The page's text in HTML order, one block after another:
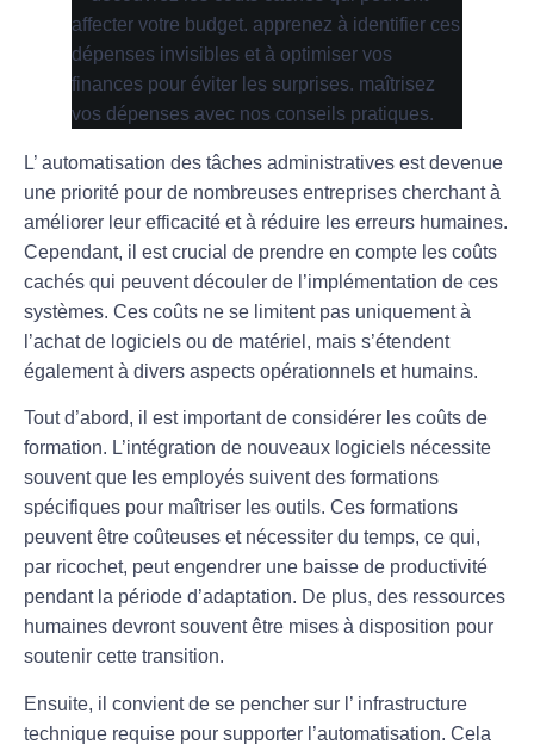
L’ automatisation des tâches administratives est devenue
une priorité pour de nombreuses entreprises cherchant à
améliorer leur efficacité et à réduire les erreurs humaines.
Cependant, il est crucial de prendre en compte les coûts
cachés qui peuvent découler de l’implémentation de ces
systèmes. Ces coûts ne se limitent pas uniquement à
l’achat de logiciels ou de matériel, mais s’étendent
également à divers aspects opérationnels et humains.
Tout d’abord, il est important de considérer les coûts de
formation. L’intégration de nouveaux logiciels nécessite
souvent que les employés suivent des formations
spécifiques pour maîtriser les outils. Ces formations
peuvent être coûteuses et nécessiter du temps, ce qui,
par ricochet, peut engendrer une baisse de productivité
pendant la période d’adaptation. De plus, des ressources
humaines devront souvent être mises à disposition pour
soutenir cette transition.
Ensuite, il convient de se pencher sur l’ infrastructure
technique requise pour supporter l’automatisation. Cela